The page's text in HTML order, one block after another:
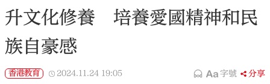
升文化修養 培養愛國精神和民
族自豪感
香港教育 2024.11.24 19:05 字號 分享